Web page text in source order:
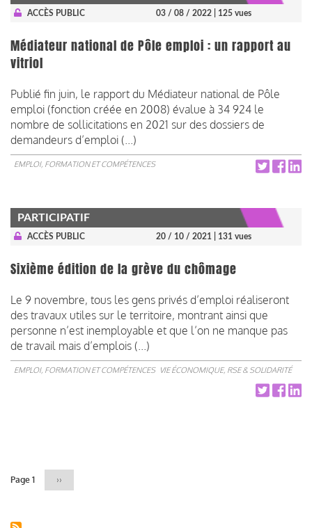
ACCÈS PUBLIC 03 / 08 / 2022 | 125 vues
Médiateur national de Pôle emploi : un rapport au
vitriol
Publié fin juin, le rapport du Médiateur national de Pôle
emploi (fonction créée en 2008) évalue à 34 924 le
nombre de sollicitations en 2021 sur des dossiers de
demandeurs d’emploi (...)
EMPLOI, FORMATION ET COMPÉTENCES
PARTICIPATIF
ACCÈS PUBLIC 20 / 10 / 2021 | 131 vues
Sixième édition de la grève du chômage
Le 9 novembre, tous les gens privés d’emploi réaliseront
des travaux utiles sur le territoire, montrant ainsi que
personne n’est inemployable et que l’on ne manque pas
de travail mais d’emplois (...)
EMPLOI, FORMATION ET COMPÉTENCES VIE ÉCONOMIQUE, RSE & SOLIDARITÉ
Page 1
Page
››